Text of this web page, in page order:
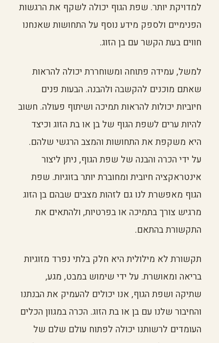
למדויקת יותר. שפת הגוף יכולה לשקף את הרגשות
הפנימיים ולספק מידע נוסף על התחושות שאנחנו
חווים בעת הקשר עם בן הזוג.
למשל, עמידה פתוחה ומשוחררת יכולה להראות
שאתם מוכנים להקשבה ולהבנה. הבעות פנים
חיוביות יכולות להראות תמיכה ושיתוף פעולה. חשוב
להיות ערים לשפת הגוף של בן או בת הזוג וכיצד
היא משקפת את התחושות והמצב הרגשי שלהם.
על ידי הכרה והבנה של שפת הגוף, ניתן ליצור
אינטראקציה חיובית ומחוברת יותר בזוגיות. שפת
הגוף מאפשרת לנו גם לזהות מצבים שבהם בן הזוג
מרגיש צורך בתמיכה או בפרטיות, ולהתאים את
התקשורת בהתאם.
תקשורת לא מילולית היא חלק בלתי נפרד מזוגיות
בריאה ומאושרת. על ידי שימוש במבט, מגע,
שתיקה ושפת הגוף, אנו יכולים להעמיק את הבנתנו
והחיבור שלנו עם בן או בת הזוג. הכרה במגוון הכלים
העומדים לרשותנו יכולה לפתוח עולם שלם של